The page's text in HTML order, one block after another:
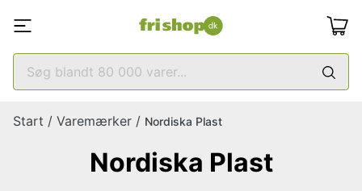
Start / Varemærker / Nordiska Plast
Nordiska Plast